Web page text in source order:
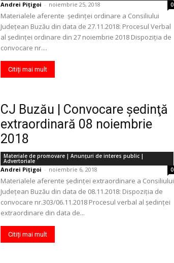
Andrei Pițigoi - noiembrie 25, 2018 0
Materialele aferente ședinței ordinare a Consiliului
Județean Buzău din data de 27.11.2018: Procesul Verbal
al ședinței ordinare din 27 noiembrie 2018 Dispoziția de
convocare nr....
Citiți mai mult
CJ Buzău | Convocare şedinţă
extraordinară 08 noiembrie
2018
Materiale de promovare | Anunţuri de interes public |
Advertoriale
Andrei Pițigoi - noiembrie 6, 2018 0
Materialele aferente ședinței extraordinare a Consiliului
Județean Buzău din data de 08.11.2018: Dispoziția de
convocare nr.303/06.11.2018 Procesul verbal al ședinței
extraordinare din data de...
Citiți mai mult